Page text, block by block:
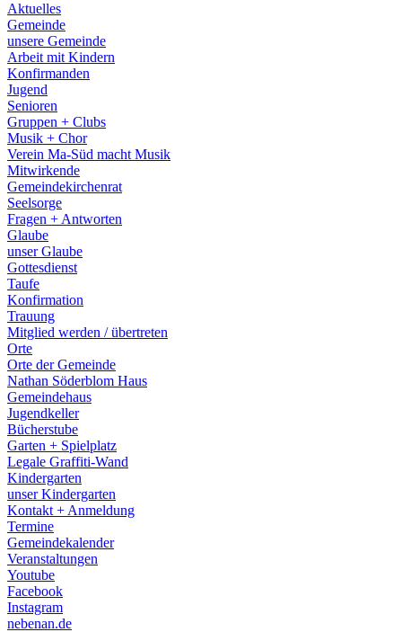
Aktuelles
Gemeinde
unsere Gemeinde
Arbeit mit Kindern
Konfirmanden
Jugend
Senioren
Gruppen + Clubs
Musik + Chor
Verein Ma-Süd macht Musik
Mitwirkende
Gemeindekirchenrat
Seelsorge
Fragen + Antworten
Glaube
unser Glaube
Gottesdienst
Taufe
Konfirmation
Trauung
Mitglied werden / übertreten
Orte
Orte der Gemeinde
Nathan Söderblom Haus
Gemeindehaus
Jugendkeller
Bücherstube
Garten + Spielplatz
Legale Graffiti-Wand
Kindergarten
unser Kindergarten
Kontakt + Anmeldung
Termine
Gemeindekalender
Veranstaltungen
Youtube
Facebook
Instagram
nebenan.de